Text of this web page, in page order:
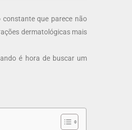
constante que parece não
dermatológicas mais
é hora de buscar um